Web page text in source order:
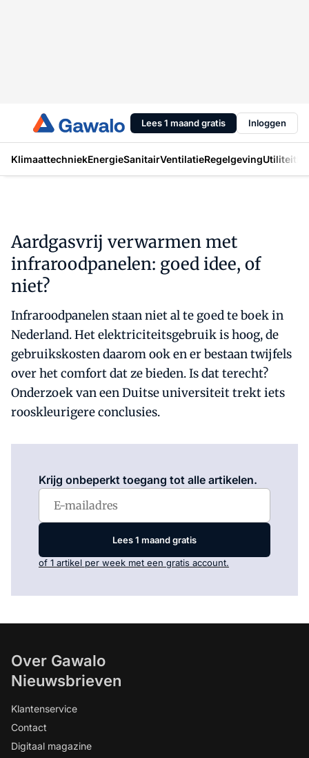
Lees 1 maand gratis Inloggen
KlimaattechniekEnergieSanitairVentilatieRegelgevingUtiliteit
Aardgasvrij verwarmen met
infraroodpanelen: goed idee, of
niet?
Infraroodpanelen staan niet al te goed te boek in
Nederland. Het elektriciteitsgebruik is hoog, de
gebruikskosten daarom ook en er bestaan twijfels
over het comfort dat ze bieden. Is dat terecht?
Onderzoek van een Duitse universiteit trekt iets
rooskleurigere conclusies.
Krijg onbeperkt toegang tot alle artikelen.
Lees 1 maand gratis
of 1 artikel per week met een gratis account.
Over Gawalo
Nieuwsbrieven
Klantenservice
Contact
Digitaal magazine